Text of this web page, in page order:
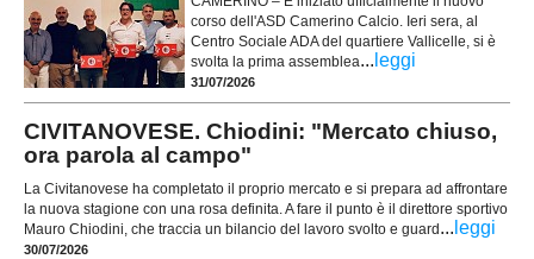
corso dell'ASD Camerino Calcio. Ieri sera, al
Centro Sociale ADA del quartiere Vallicelle, si è
svolta la prima assemblea... leggi
31/07/2026
CIVITANOVESE. Chiodini: "Mercato chiuso,
ora parola al campo"
La Civitanovese ha completato il proprio mercato e si prepara ad affrontare
la nuova stagione con una rosa definita. A fare il punto è il direttore sportivo
Mauro Chiodini, che traccia un bilancio del lavoro svolto e guard ... leggi
30/07/2026